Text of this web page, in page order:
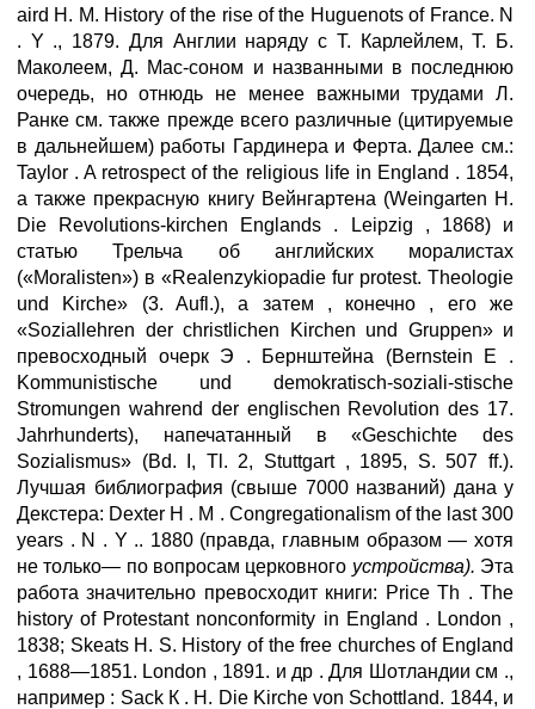
aird H. M. History of the rise of the Huguenots of France. N
. Y ., 1879. Для Англии наряду с Т. Карлейлем, Т. Б.
Маколеем, Д. Мас-соном и названными в последнюю
очередь, но отнюдь не менее важными трудами Л.
Ранке см. также прежде всего различные (цитируемые
в дальнейшем) работы Гардинера и Ферта. Далее см.:
Taylor . A retrospect of the religious life in England . 1854,
а также прекрасную книгу Вейнгартена (Weingarten H.
Die Revolutions-kirchen Englands . Leipzig , 1868) и
статью Трельча об английских моралистах
(«Moralisten») в «Realenzykiopadie fur protest. Theologie
und Kirche» (3. Aufl.), а затем , конечно , его же
«Soziallehren der christlichen Kirchen und Gruppen» и
превосходный очерк Э . Бернштейна (Bernstein Е .
Kommunistische und demokratisch-soziali-stische
Stromungen wahrend der englischen Revolution des 17.
Jahrhunderts), напечатанный в «Geschichte des
Sozialismus» (Bd. I, Tl. 2, Stuttgart , 1895, S. 507 ff.).
Лучшая библиография (свыше 7000 названий) дана у
Декстера: Dexter H . M . Congregationalism of the last 300
years . N . Y .. 1880 (правда, главным образом — хотя
не только— по вопросам церковного устройства). Эта
работа значительно превосходит книги: Price Th . The
history of Protestant nonconformity in England . London ,
1838; Skeats H. S. History of the free churches of England
, 1688—1851. London , 1891. и др . Для Шотландии см .,
например : Sack К . H. Die Kirche von Schottland. 1844, и